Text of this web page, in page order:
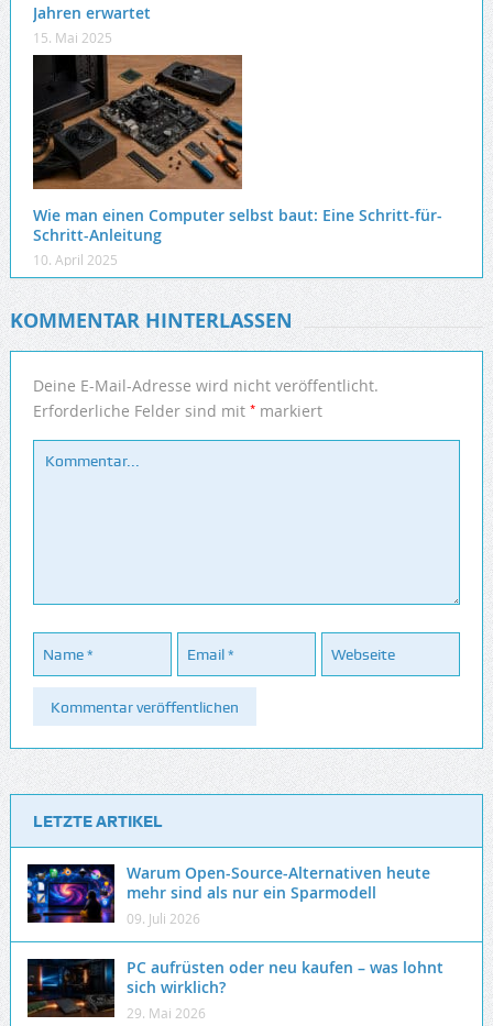
Jahren erwartet
15. Mai 2025
Wie man einen Computer selbst baut: Eine Schritt-für-
Schritt-Anleitung
10. April 2025
KOMMENTAR HINTERLASSEN
Deine E-Mail-Adresse wird nicht veröffentlicht.
Erforderliche Felder sind mit *markiert
LETZTE ARTIKEL
Warum Open-Source-Alternativen heute
mehr sind als nur ein Sparmodell
09. Juli 2026
PC aufrüsten oder neu kaufen – was lohnt
sich wirklich?
29. Mai 2026